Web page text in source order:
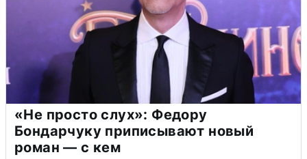
«Не просто слух»: Федору
Бондарчуку приписывают новый
роман — с кем